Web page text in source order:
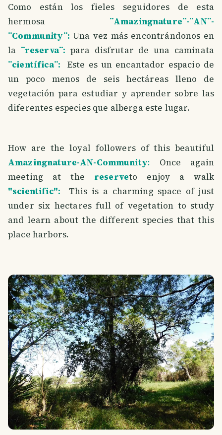
Como están los fieles seguidores de esta
hermosa ¨Amazingnature¨-¨AN¨-
¨Community¨:Una vez más encontrándonos en
la ¨reserva¨: para disfrutar de una caminata
¨científica¨:
Este es un encantador espacio de
un poco menos de seis hectáreas lleno de
vegetación para estudiar y aprender sobre las
diferentes especies que alberga este lugar.
How are the loyal followers of this beautiful
Amazingnature-AN-Community: Once again
meeting at the reserveto enjoy a walk
"scientific":
This is a charming space of just
under six hectares full of vegetation to study
and learn about the different species that this
place harbors.